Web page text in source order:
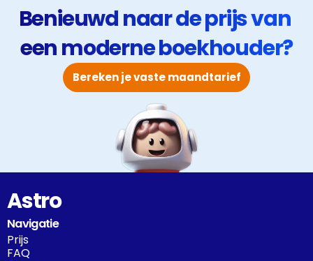
wat echt telt: de groei van je zaak.
Benieuwd naar de prijs van
een moderne boekhouder?
Bereken je vaste maandtarief
Astro
Navigatie
Prijs
FAQ